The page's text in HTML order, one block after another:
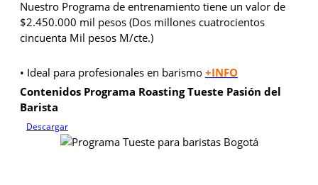
Nuestro Programa de entrenamiento tiene un valor de
$2.450.000 mil pesos (Dos millones cuatrocientos
cincuenta Mil pesos M/cte.)
• Ideal para profesionales en barismo +INFO
Contenidos Programa Roasting Tueste Pasión del
Barista
Descargar